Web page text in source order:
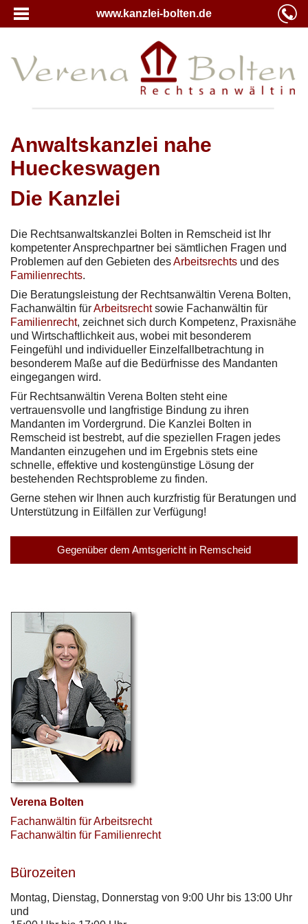
www.kanzlei-bolten.de
Anwaltskanzlei nahe
Hueckeswagen
Die Kanzlei
Die Rechtsanwaltskanzlei Bolten in Remscheid ist Ihr
kompetenter Ansprechpartner bei sämtlichen Fragen und
Problemen auf den Gebieten desArbeitsrechts und des
Familienrechts.
Die Beratungsleistung der Rechtsanwältin Verena Bolten,
Fachanwältin fürArbeitsrechtsowie Fachanwältin für
Familienrecht, zeichnet sich durch Kompetenz, Praxisnähe
und Wirtschaftlichkeit aus, wobei mit besonderem
Feingefühl und individueller Einzelfallbetrachtung in
besonderem Maße auf die Bedürfnisse des Mandanten
eingegangen wird.
Für Rechtsanwältin Verena Bolten steht eine
vertrauensvolle und langfristige Bindung zu ihren
Mandanten im Vordergrund. Die Kanzlei Bolten in
Remscheid ist bestrebt, auf die speziellen Fragen jedes
Mandanten einzugehen und im Ergebnis stets eine
schnelle, effektive und kostengünstige Lösung der
bestehenden Rechtsprobleme zu finden.
Gerne stehen wir Ihnen auch kurzfristig für Beratungen und
Unterstützung in Eilfällen zur Verfügung!
Gegenüber dem Amtsgericht in Remscheid
Verena Bolten
Fachanwältin für Arbeitsrecht
Fachanwältin für Familienrecht
Bürozeiten
Montag, Dienstag, Donnerstag von 9:00 Uhr bis 13:00 Uhr
und